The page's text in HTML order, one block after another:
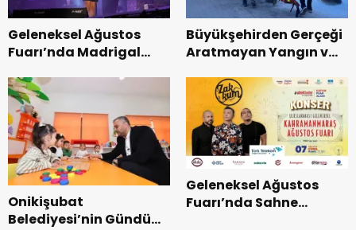
Geleneksel Ağustos
Fuarı’nda Madrigal
Büyükşehirden Gerçeği
Aratmayan Yangın ve
Onikişubat
Belediyesi’nin Gündüz
Geleneksel Ağustos
Fuarı’nda Sahne